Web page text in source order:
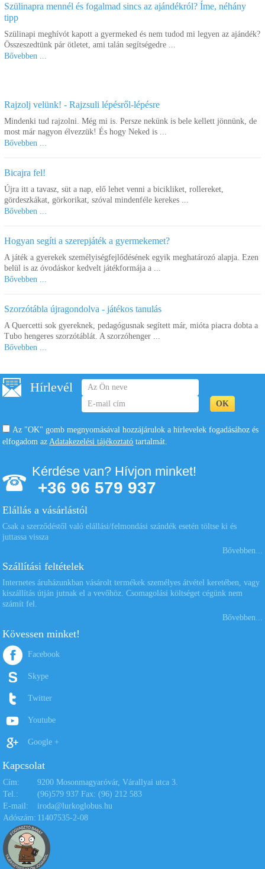
Szülinapra mennél és fogalmad sincs az ajándékról? Íme, néhány
tipp
Szülinapi meghívót kapott a gyermeked és nem tudod mi legyen az ajándék?
Összeszedtünk pár ötletet, ami talán segítségedre ...
Bővebben ...
Rajzolj velünk! - Rajzsuli lépésről-lépésre
Mindenki tud rajzolni. Még mi is. Persze nekünk is bele kellett jönnünk, de
most már nagyon élvezzük! És hogy Neked is ...
Bővebben ...
Bicajra fel!
Újra itt a tavasz, süt a nap, elő lehet venni a bicikliket, rollereket,
gördeszkákat, görkorikat, szóval mindenféle kerekes ...
Bővebben ...
Hogyan segíti a szerepjáték a gyermekemet?
A játék a gyerekek személyiségfejlődésének egyik meghatározó alapja. Ezen
belül is az óvodáskor kedvelt játékformája a ...
Bővebben ...
Szorzótábla újragondolva - játékos tanulás
A Quercetti sok gyereknek, pedagógusnak segített már, mióta piacra dobta a
Tubo hengeres szorzótáblát. A szorzóhenger ...
Bővebben ...
Hírlevél
Az "OK" gomb megnyomásával hozzájárulok a hírlevelek fogadásához és
elfogadom az Adatakezelési tájékoztató tartalmát.
Kérdése van? Hívjon minket!
+36 96 579 937
Elállás a vásárlástól
Csak a szerződéstől való elállási/felmondási szándék esetén töltse ki és
juttassa vissza
Bővebben...
Szállítási feltételek
Internetes áruházunkban vásárolt termékek személyes átvétel keretében, vagy
kiszállítás útján jutnak el a vevőhöz. Csomagolási költséget cégünk nem
számít fel.
Bővebben...
Kövessen minket!
Facebook
Skype
Twitter
Youtube
Google +
Kapcsolat
Cím:
9200 Mosonmagyaróvár, Várallyai utca 3.
Tel.:
(96)579 937 Fax: (96) 212 583
E-mail:
iroda@lurkoglobus.hu
Adószám: 11407535-2-08